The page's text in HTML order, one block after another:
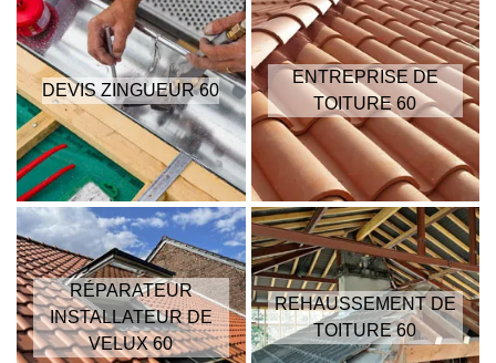
DEVIS ZINGUEUR 60
ENTREPRISE DE
TOITURE 60
RÉPARATEUR
INSTALLATEUR DE
VELUX 60
REHAUSSEMENT DE
TOITURE 60